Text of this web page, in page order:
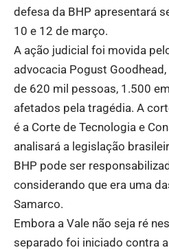
defesa da BHP apresentará
10 e 12 de março.
A ação judicial foi movida
advocacia Pogust
de 620 mil pessoas, 1.500
afetados pela tragédia. A
é a Corte de Tecnologia e
analisará a legislação
BHP pode ser
considerando que era uma
Samarco.
Embora a Vale não seja ré
separado foi iniciado contra